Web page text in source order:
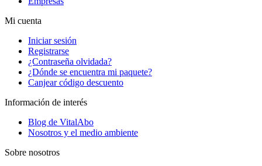
Mi cuenta
Iniciar sesión
Registrarse
¿Contraseña olvidada?
¿Dónde se encuentra mi paquete?
Canjear código descuento
Información de interés
Blog de VitalAbo
Nosotros y el medio ambiente
Sobre nosotros